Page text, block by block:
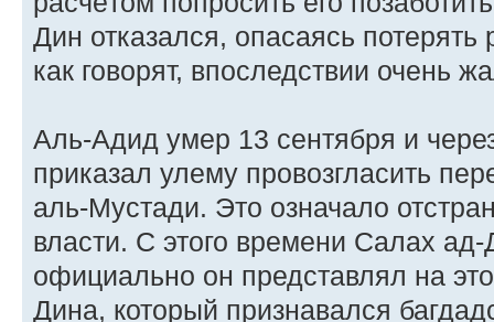
Дин отказался, опасаясь
как говорят, впоследствии очень
Аль-Адид умер 13 сентября и
приказал улему провозгласить
аль-Мустади. Это означало
власти. С этого времени Салах
официально он представлял на
Дина, который признавался